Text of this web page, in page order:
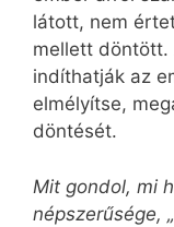
látott, nem
mellett döntött.
indíthatják az
elmélyítse,
döntését.
Mit gondol, mi
népszerűsége,